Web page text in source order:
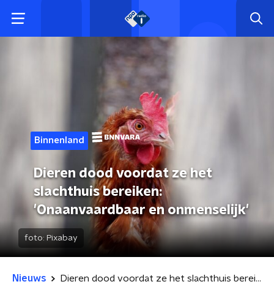
Binnenland
Dieren dood voordat ze het
slachthuis bereiken:
'Onaanvaardbaar en onmenselijk'
foto: Pixabay
Nieuws Dieren dood voordat ze het slachthuis bereiken: 'Onaanvaardbaar en onmenselijk'